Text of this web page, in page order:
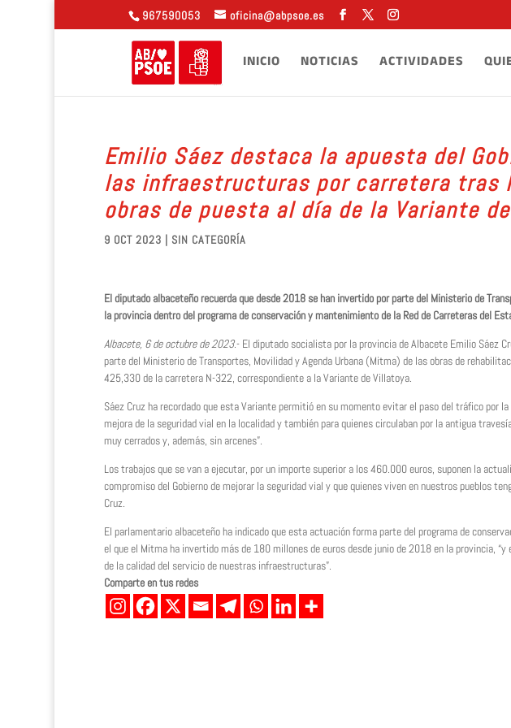
967590053 oficina@abpsoe.es
INICIO NOTICIAS ACTIVIDADES
Emilio Sáez destaca la apuesta del
las infraestructuras por carretera tras
obras de puesta al día de la Variante
9 OCT 2023 | SIN CATEGORÍA
El diputado albaceteño recuerda que desde 2018 se han invertido por parte del Ministerio de
la provincia dentro del programa de conservación y mantenimiento de la Red de Carreteras del
Albacete, 6 de octubre de 2023.- El diputado socialista por la provincia de Albacete Emilio Sáez
parte del Ministerio de Transportes, Movilidad y Agenda Urbana (Mitma) de las obras de
425,330 de la carretera N-322, correspondiente a la Variante de Villatoya.
Sáez Cruz ha recordado que esta Variante permitió en su momento evitar el paso del tráfico por
mejora de la seguridad vial en la localidad y también para quienes circulaban por la antigua
muy cerrados y, además, sin arcenes”.
Los trabajos que se van a ejecutar, por un importe superior a los 460.000 euros, suponen la
compromiso del Gobierno de mejorar la seguridad vial y que quienes viven en nuestros pueblos
Cruz.
El parlamentario albaceteño ha indicado que esta actuación forma parte del programa de
el que el Mitma ha invertido más de 180 millones de euros desde junio de 2018 en la provincia,
de la calidad del servicio de nuestras infraestructuras”.
Comparte en tus redes